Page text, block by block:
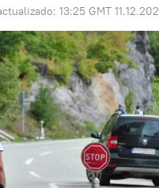
13:25 GMT